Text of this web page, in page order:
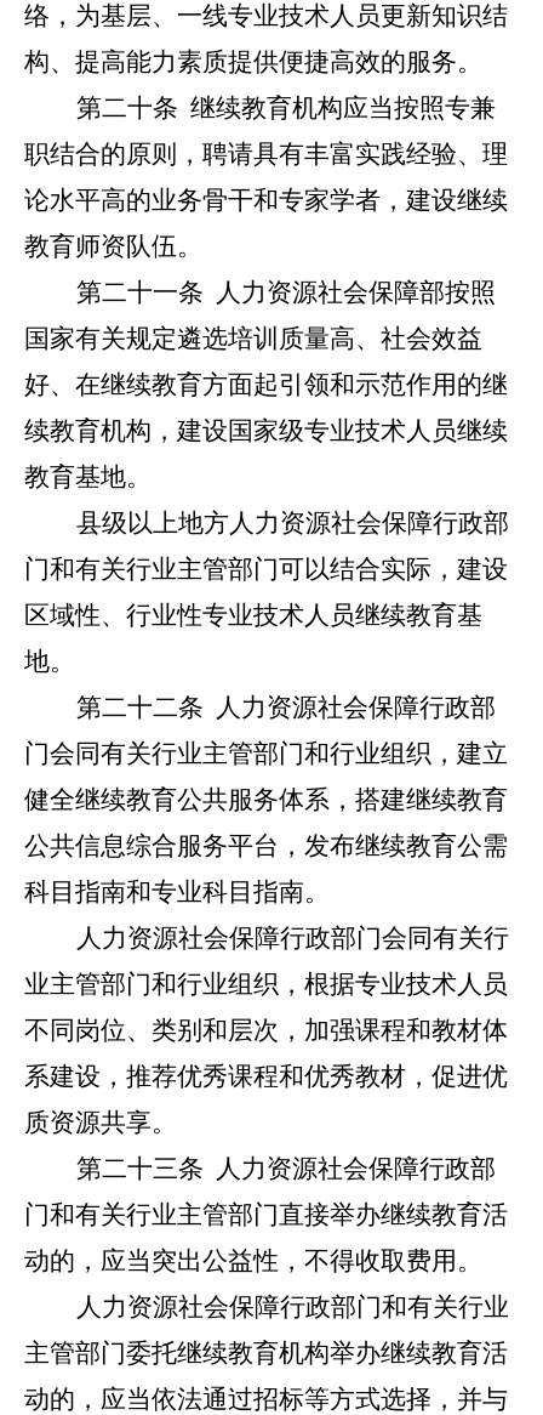
络，为基层、一线专业技术人员更新知识结
构、提高能力素质提供便捷高效的服务。
第二十条 继续教育机构应当按照专兼
职结合的原则，聘请具有丰富实践经验、理
论水平高的业务骨干和专家学者，建设继续
教育师资队伍。
第二十一条 人力资源社会保障部按照
国家有关规定遴选培训质量高、社会效益
好、在继续教育方面起引领和示范作用的继
续教育机构，建设国家级专业技术人员继续
教育基地。
县级以上地方人力资源社会保障行政部
门和有关行业主管部门可以结合实际，建设
区域性、行业性专业技术人员继续教育基
地。
第二十二条 人力资源社会保障行政部
门会同有关行业主管部门和行业组织，建立
健全继续教育公共服务体系，搭建继续教育
公共信息综合服务平台，发布继续教育公需
科目指南和专业科目指南。
人力资源社会保障行政部门会同有关行
业主管部门和行业组织，根据专业技术人员
不同岗位、类别和层次，加强课程和教材体
系建设，推荐优秀课程和优秀教材，促进优
质资源共享。
第二十三条 人力资源社会保障行政部
门和有关行业主管部门直接举办继续教育活
动的，应当突出公益性，不得收取费用。
人力资源社会保障行政部门和有关行业
主管部门委托继续教育机构举办继续教育活
动的，应当依法通过招标等方式选择，并与